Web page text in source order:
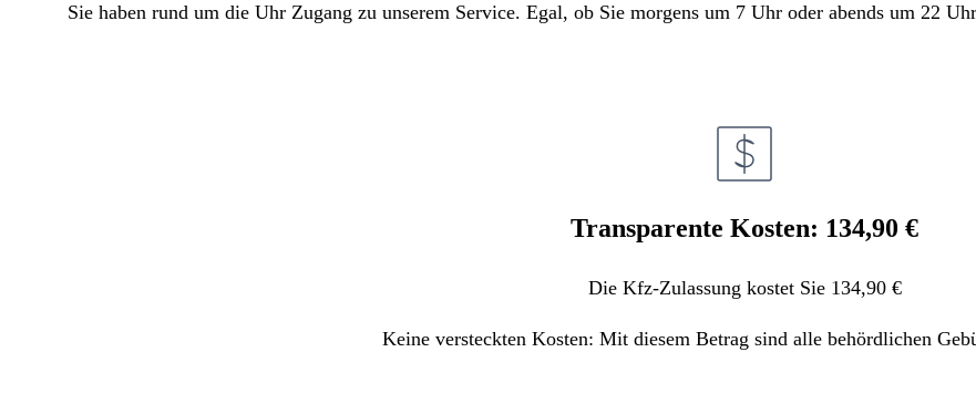
Sie haben rund um die Uhr Zugang zu unserem Service. Egal, ob Sie morgens um 7 Uhr oder abends um 22
Transparente Kosten: 134,90 €
Die Kfz-Zulassung kostet Sie 134,90 €
Keine versteckten Kosten: Mit diesem Betrag sind alle behördlichen